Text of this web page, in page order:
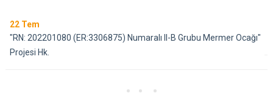
22 Tem
"RN: 202201080 (ER:3306875) Numaralı II-B Grubu Mermer Ocağı"
Projesi Hk.